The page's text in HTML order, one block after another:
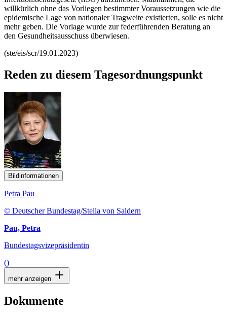
willkürlich ohne das Vorliegen bestimmter Voraussetzungen wie die
epidemische Lage von nationaler Tragweite existierten, solle es nicht
mehr geben. Die Vorlage wurde zur federführenden Beratung an
den Gesundheitsausschuss überwiesen.
(ste/eis/scr/19.01.2023)
Reden zu diesem Tagesordnungspunkt
Bildinformationen
Petra Pau
© Deutscher Bundestag/Stella von Saldern
Pau, Petra
Bundestagsvizepräsidentin
()
mehr anzeigen
Dokumente